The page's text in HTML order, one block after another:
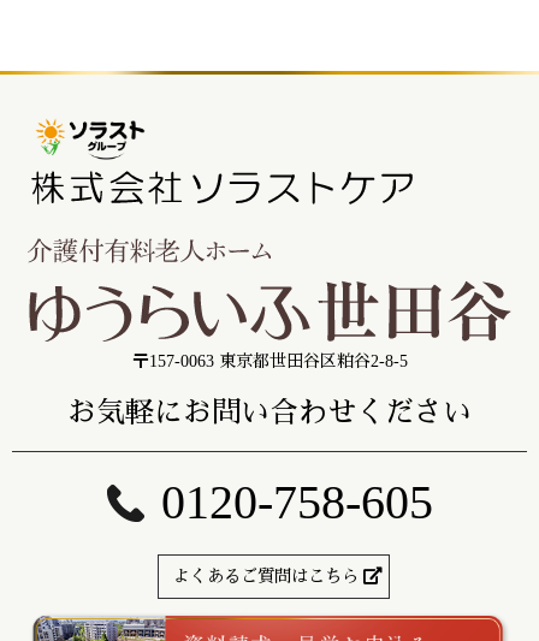
〒157-0063 東京都世田谷区粕谷2-8-5
お気軽にお問い合わせください
0120-758-605
よくあるご質問はこちら